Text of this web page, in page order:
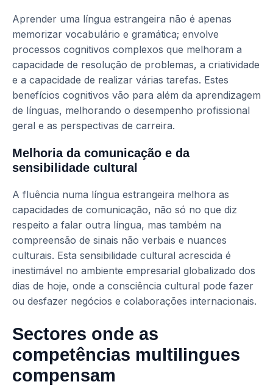
Aprender uma língua estrangeira não é apenas
memorizar vocabulário e gramática; envolve
processos cognitivos complexos que melhoram a
capacidade de resolução de problemas, a criatividade
e a capacidade de realizar várias tarefas. Estes
benefícios cognitivos vão para além da aprendizagem
de línguas, melhorando o desempenho profissional
geral e as perspectivas de carreira.
Melhoria da comunicação e da
sensibilidade cultural
A fluência numa língua estrangeira melhora as
capacidades de comunicação, não só no que diz
respeito a falar outra língua, mas também na
compreensão de sinais não verbais e nuances
culturais. Esta sensibilidade cultural acrescida é
inestimável no ambiente empresarial globalizado dos
dias de hoje, onde a consciência cultural pode fazer
ou desfazer negócios e colaborações internacionais.
Sectores onde as
competências multilingues
compensam